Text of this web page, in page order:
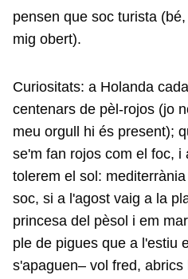
pensen que soc turista
mig obert).
Curiositats: a Holanda
centenars de pèl-rojos (jo
meu orgull hi és present);
se'm fan rojos com el foc, i
tolerem el sol:
soc, si a l'agost vaig a la
princesa del pèsol i em
ple de pigues que a l'estiu
s'apaguen– vol fred,